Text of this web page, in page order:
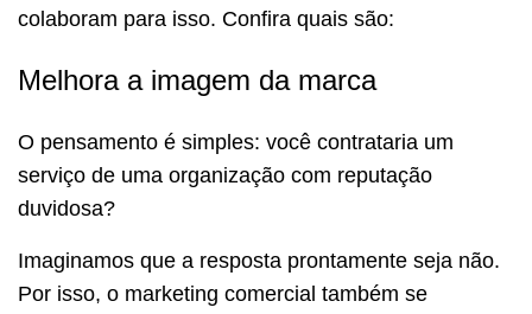
colaboram para isso. Confira quais são:
Melhora a imagem da marca
O pensamento é simples: você contrataria um
serviço de uma organização com reputação
duvidosa?
Imaginamos que a resposta prontamente seja não.
Por isso, o marketing comercial também se